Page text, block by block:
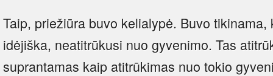
Taip, priežiūra buvo kelialypė. Buvo
idėjiška, neatitrūkusi nuo gyvenimo. Tas
suprantamas kaip atitrūkimas nuo tokio